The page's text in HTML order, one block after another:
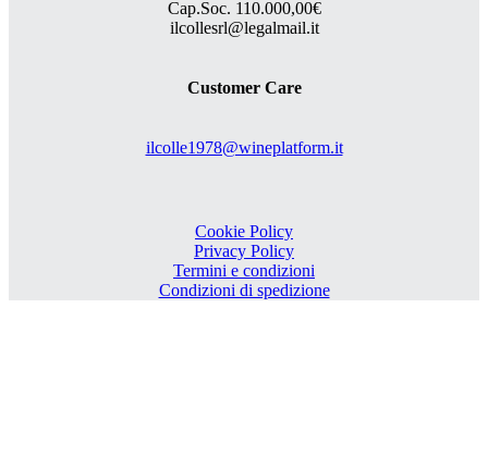
Cap.Soc. 110.000,00€
ilcollesrl@legalmail.it
Customer Care
ilcolle1978@wineplatform.it
Cookie Policy
Privacy Policy
Termini e condizioni
Condizioni di spedizione